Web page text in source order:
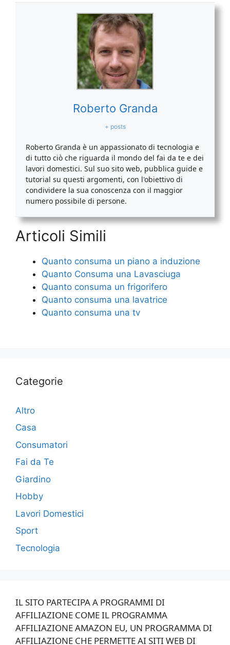
Roberto Granda
+ posts
Roberto Granda è un appassionato di tecnologia e
di tutto ciò che riguarda il mondo del fai da te e dei
lavori domestici. Sul suo sito web, pubblica guide e
tutorial su questi argomenti, con l'obiettivo di
condividere la sua conoscenza con il maggior
numero possibile di persone.
Articoli Simili
Quanto consuma un piano a induzione
Quanto Consuma una Lavasciuga
Quanto consuma un frigorifero
Quanto consuma una lavatrice
Quanto consuma una tv
Categorie
Altro
Casa
Consumatori
Fai da Te
Giardino
Hobby
Lavori Domestici
Sport
Tecnologia
IL SITO PARTECIPA A PROGRAMMI DI
AFFILIAZIONE COME IL PROGRAMMA
AFFILIAZIONE AMAZON EU, UN PROGRAMMA DI
AFFILIAZIONE CHE PERMETTE AI SITI WEB DI